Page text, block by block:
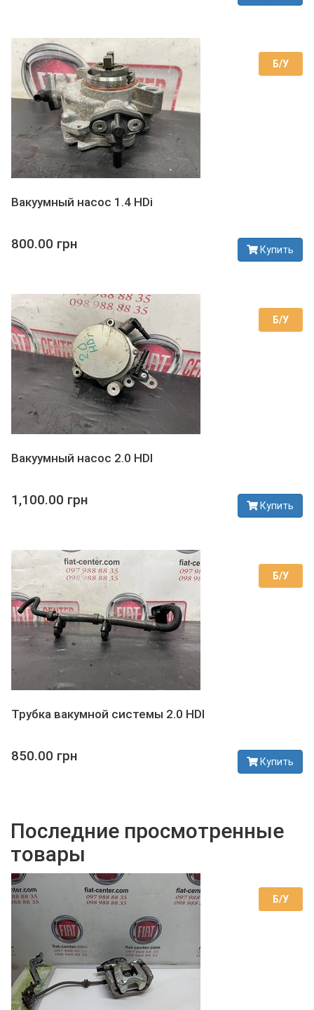
Б/У
Вакуумный насос 1.4 HDi
800.00 грн Купить
Б/У
Вакуумный насос 2.0 HDI
1,100.00 грн Купить
Б/У
Трубка вакумной системы 2.0 HDI
850.00 грн Купить
Последние просмотренные
товары
Б/У